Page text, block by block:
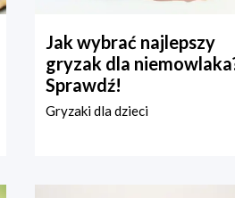
Jak wybrać najlepszy
gryzak dla
Sprawdź!
Gryzaki dla dzieci